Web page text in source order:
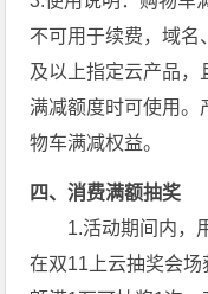
不可用于续费，域名
及以上指定云产品，
满减额度时可使用。
物车满减权益。
四、消费满额抽奖
1.活动期间内，
在双11上云抽奖会